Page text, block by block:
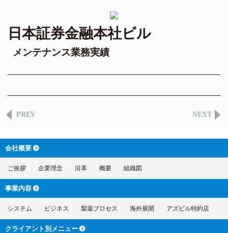
日本証券金融本社ビル
メンテナンス業務実績
PREV NEXT
会社概要
ご挨拶 企業理念 沿革 概要 組織図
事業内容
システム ビジネス 製薬プロセス 海外展開 アズビル特約店
クライアント別 メニュー